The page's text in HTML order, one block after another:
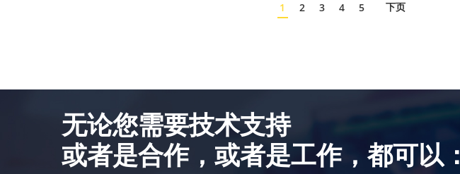
1 2 3 4 5 下页
无论您需要技术支持
或者是合作，或者是工作，都可以：